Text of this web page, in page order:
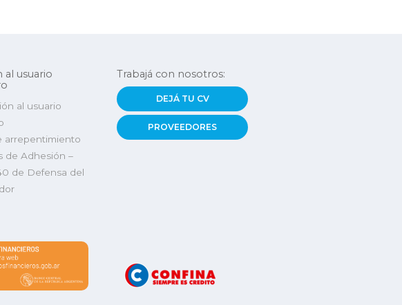
al usuario
al usuario
arrepentimiento
de Adhesión –
de Defensa del
Trabajá con nosotros:
DEJÁ TU CV
PROVEEDORES